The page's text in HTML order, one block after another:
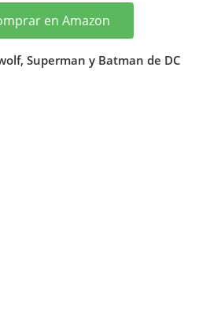
en Amazon
Superman y Batman de DC